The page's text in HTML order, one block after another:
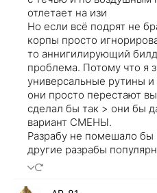
отлетает на изи
Но если всё подрят не
корпы просто
то аннигилирующий
проблема. Потому что я
универсальные рутины и
они просто перестают
сделал бы так > они бы
вариант СМЕНЫ.
Разрабу не помешало бы
другие разрабы